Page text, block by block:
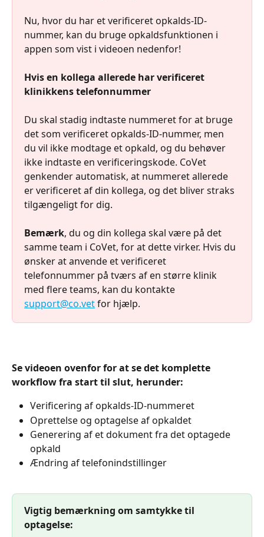
Nu, hvor du har et verificeret opkalds-ID-
nummer, kan du bruge opkaldsfunktionen i
appen som vist i videoen nedenfor!
Hvis en kollega allerede har verificeret
klinikkens telefonnummer
Du skal stadig indtaste nummeret for at bruge
det som verificeret opkalds-ID-nummer, men
du vil ikke modtage et opkald, og du behøver
ikke indtaste en verificeringskode. CoVet
genkender automatisk, at nummeret allerede
er verificeret af din kollega, og det bliver straks
tilgængeligt for dig.
Bemærk, du og din kollega skal være på det
samme team i CoVet, for at dette virker. Hvis du
ønsker at anvende et verificeret
telefonnummer på tværs af en større klinik
med flere teams, kan du kontakte
support@co.vet for hjælp.
Se videoen ovenfor for at se det komplette
workflow fra start til slut, herunder:
Verificering af opkalds-ID-nummeret
Oprettelse og optagelse af opkaldet
Generering af et dokument fra det optagede
opkald
Ændring af telefonindstillinger
Vigtig bemærkning om samtykke til
optagelse: